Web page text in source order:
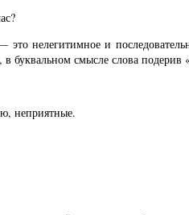
нелегитимное и
буквальном смысле слова
неприятные.